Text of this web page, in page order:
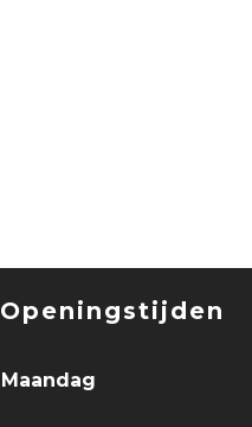
Openingstijden
Maandag